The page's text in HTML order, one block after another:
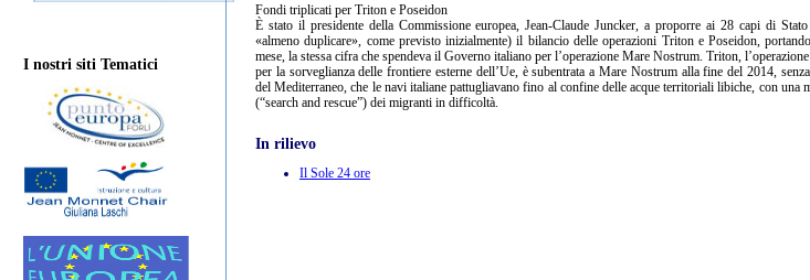
I nostri siti Tematici
Fondi triplicati per Triton e Poseidon
È stato il presidente della Commissione europea, Jean-Claude Juncker, a proporre ai 28 capi di
«almeno duplicare», come previsto inizialmente) il bilancio delle operazioni Triton e Poseidon,
mese, la stessa cifra che spendeva il Governo italiano per l’operazione Mare Nostrum. Triton,
per la sorveglianza delle frontiere esterne dell’Ue, è subentrata a Mare Nostrum alla fine del 2014,
del Mediterraneo, che le navi italiane pattugliavano fino al confine delle acque territoriali libiche, con una
(“search and rescue”) dei migranti in difficoltà.
In rilievo
Il Sole 24 ore